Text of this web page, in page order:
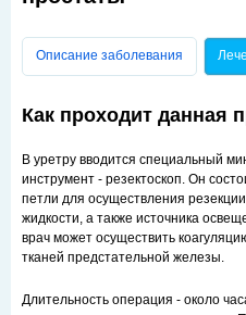
Главные вкладки
Описание заболевания
Как проходит данная
В уретру вводится специальный
инструмент - резектоскоп. Он
петли для осуществления
жидкости, а также источника
врач может осуществить
тканей предстательной железы.
Длительность операция - около